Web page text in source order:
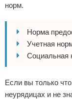
норм.
Норма
Учетная
Социальная
Если вы только
неурядицах и не